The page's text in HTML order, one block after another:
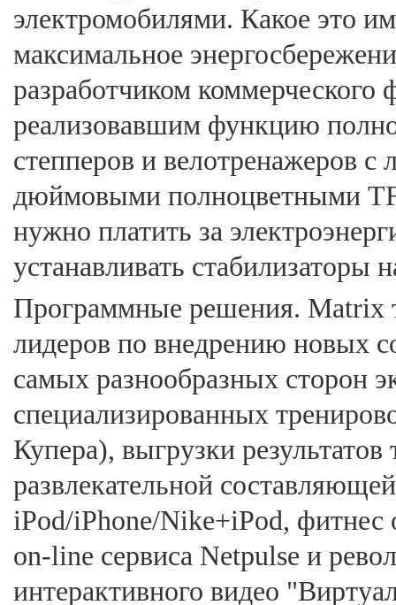
электромобилями. Какое это
максимальное
разработчиком коммерческого
реализовавшим функцию
степперов и велотренажеров
дюймовыми полноцветными
нужно платить за
устанавливать стабилизаторы
Программные решения. Matrix
лидеров по внедрению новых
самых разнообразных сторон
специализированных
Купера), выгрузки
развлекательной
iPod/iPhone/Nike+iPod, фитнес
on-line сервиса Netpulse и
интерактивного видео